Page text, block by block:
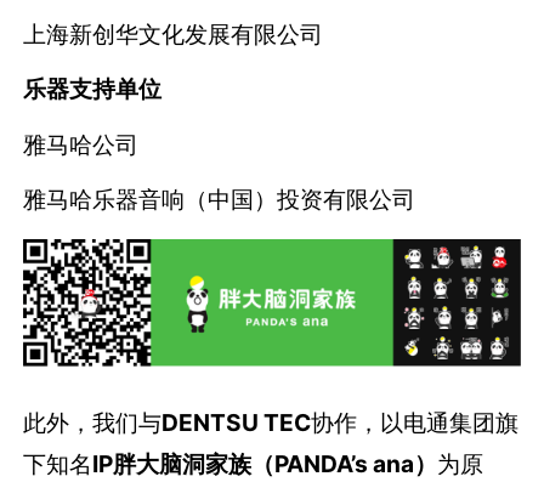
上海新创华文化发展有限公司
乐器支持单位
雅马哈公司
雅马哈乐器音响（中国）投资有限公司
此外，我们与DENTSU TEC协作，以电通集团旗
下知名IP胖大脑洞家族（PANDA’s ana） 为原